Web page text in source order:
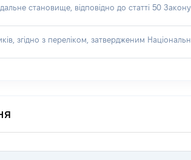
становище, відповідно до статті 50
згідно з переліком, затвердженим